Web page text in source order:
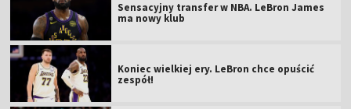
Sensacyjny transfer w NBA. LeBron James
ma nowy klub
Koniec wielkiej ery. LeBron chce opuścić
zespół!